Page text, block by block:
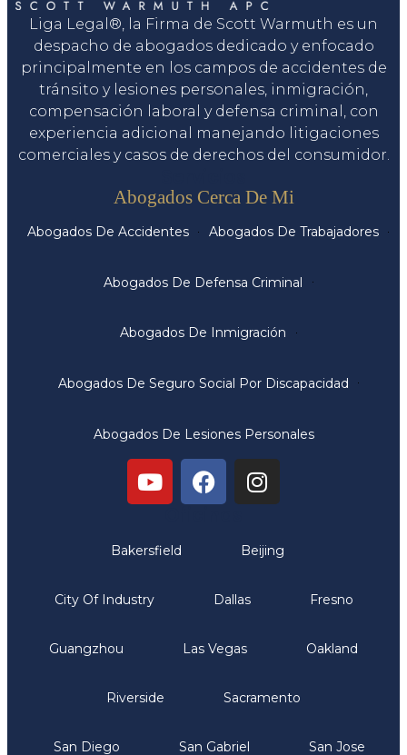
Liga Legal®, la Firma de Scott Warmuth es un
despacho de abogados dedicado y enfocado
principalmente en los campos de accidentes de
tránsito y lesiones personales, inmigración,
compensación laboral y defensa criminal, con
experiencia adicional manejando litigaciones
comerciales y casos de derechos del consumidor.
Abogados Cerca De Mi
Abogados De Accidentes Abogados De Trabajadores
Abogados De Defensa Criminal
Abogados De Inmigración
Abogados De Seguro Social Por Discapacidad
Abogados De Lesiones Personales
Bakersfield Beijing
City Of Industry Dallas Fresno
Guangzhou Las Vegas Oakland
Riverside Sacramento
San Diego San Gabriel San Jose